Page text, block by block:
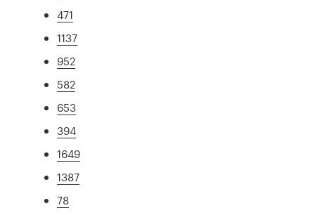
471
1137
952
582
653
394
1649
1387
78